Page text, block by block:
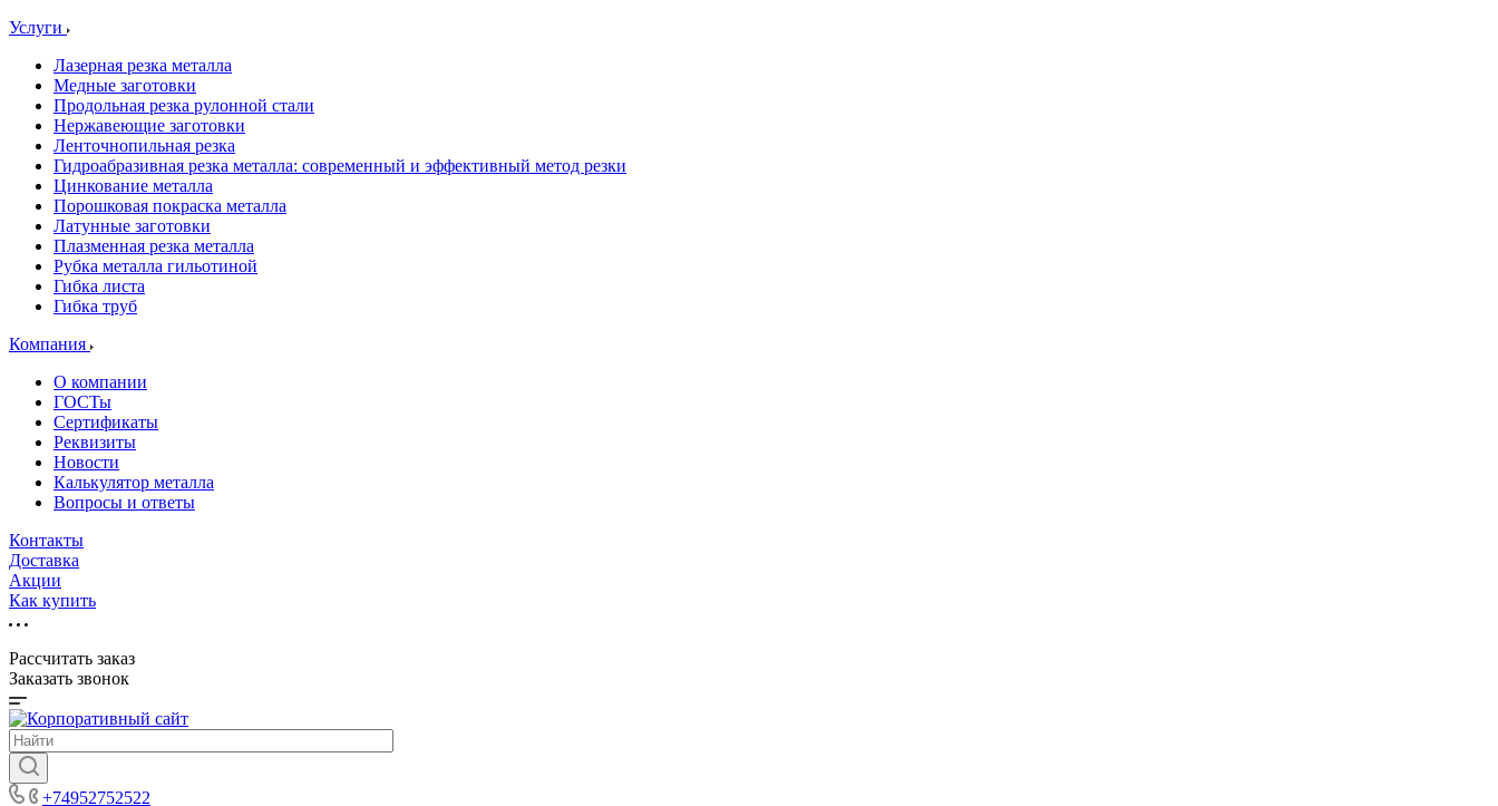
Услуги
Лазерная резка металла
Медные заготовки
Продольная резка рулонной стали
Нержавеющие заготовки
Ленточнопильная резка
Гидроабразивная резка металла: современный и эффективный метод резки
Цинкование металла
Порошковая покраска металла
Латунные заготовки
Плазменная резка металла
Рубка металла гильотиной
Гибка листа
Гибка труб
Компания
О компании
ГОСТы
Сертификаты
Реквизиты
Новости
Калькулятор металла
Вопросы и ответы
Контакты
Доставка
Акции
Как купить
Рассчитать заказ
Заказать звонок
+74952752522